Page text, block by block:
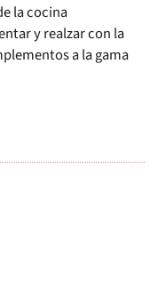
la cocina
y realzar con la
a la gama